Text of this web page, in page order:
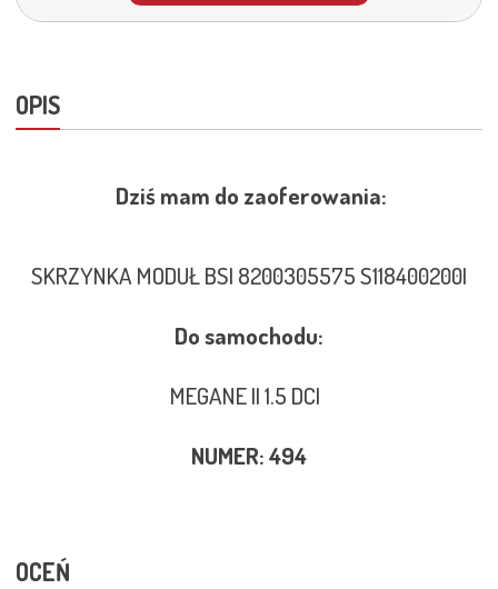
OPIS
Dziś mam do zaoferowania:
SKRZYNKA MODUŁ BSI 8200305575 S118400200I
Do samochodu:
MEGANE II 1.5 DCI
NUMER: 494
OCEŃ